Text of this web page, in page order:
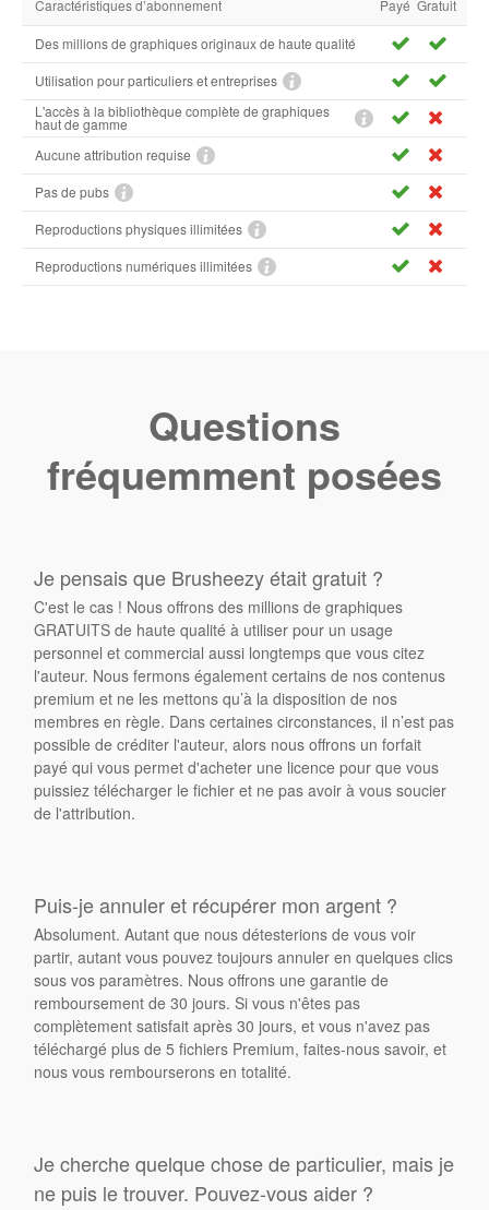
Caractéristiques d’abonnement Payé Gratuit
Des millions de graphiques originaux de haute qualité
Utilisation pour particuliers et entreprises
L'accès à la bibliothèque complète de graphiques
haut de gamme
Aucune attribution requise
Pas de pubs
Reproductions physiques illimitées
Reproductions numériques illimitées
Questions
fréquemment posées
Je pensais que Brusheezy était gratuit ?
C'est le cas ! Nous offrons des millions de graphiques
GRATUITS de haute qualité à utiliser pour un usage
personnel et commercial aussi longtemps que vous citez
l'auteur. Nous fermons également certains de nos contenus
premium et ne les mettons qu’à la disposition de nos
membres en règle. Dans certaines circonstances, il n’est pas
possible de créditer l'auteur, alors nous offrons un forfait
payé qui vous permet d'acheter une licence pour que vous
puissiez télécharger le fichier et ne pas avoir à vous soucier
de l'attribution.
Puis-je annuler et récupérer mon argent ?
Absolument. Autant que nous détesterions de vous voir
partir, autant vous pouvez toujours annuler en quelques clics
sous vos paramètres. Nous offrons une garantie de
remboursement de 30 jours. Si vous n'êtes pas
complètement satisfait après 30 jours, et vous n'avez pas
téléchargé plus de 5 fichiers Premium, faites-nous savoir, et
nous vous rembourserons en totalité.
Je cherche quelque chose de particulier, mais je
ne puis le trouver. Pouvez-vous aider ?